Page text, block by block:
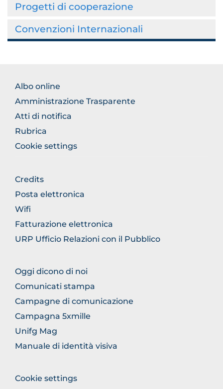
Progetti di cooperazione
Convenzioni Internazionali
BROWSE
THE
SECTION
Albo online
Amministrazione Trasparente
Atti di notifica
Rubrica
Cookie settings
BROWSE
THE
SECTION
Credits
Posta elettronica
Wifi
Fatturazione elettronica
URP Ufficio Relazioni con il Pubblico
BROWSE
THE
SECTION
Oggi dicono di noi
Comunicati stampa
Campagne di comunicazione
Campagna 5xmille
Unifg Mag
Manuale di identità visiva
BROWSE
Cookie settings